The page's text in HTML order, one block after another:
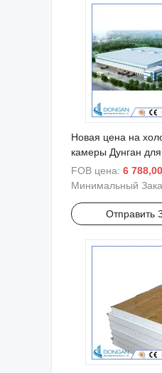
Новая цена на
камеры Дунган
фруктов и овощей
FOB цена: 6
Минимальный
Отправить